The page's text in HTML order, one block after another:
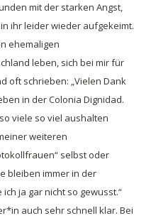
mit der starken Angst,
ihr leider wieder aufgekeimt.
ehemaligen
leben, sich bei mir für
oft schrieben: „Vielen Dank
in der Colonia Dignidad.
viele so viel aushalten
weiteren
selbst oder
bleiben immer in der
ja gar nicht so gewusst.“
auch sehr schnell klar. Bei